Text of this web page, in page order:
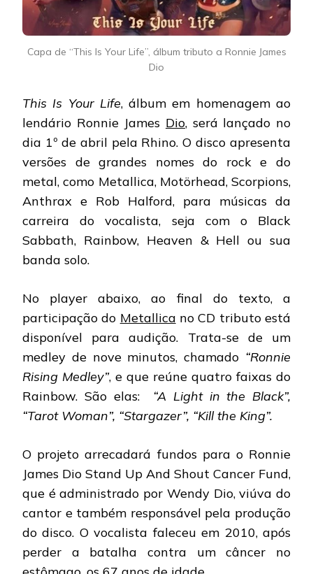
Capa de “This Is Your Life”, álbum tributo a Ronnie James
Dio
This Is Your Life, álbum em homenagem ao
lendário Ronnie James Dio, será lançado no
dia 1º de abril pela Rhino. O disco apresenta
versões de grandes nomes do rock e do
metal, como Metallica, Motörhead, Scorpions,
Anthrax e Rob Halford, para músicas da
carreira do vocalista, seja com o Black
Sabbath, Rainbow, Heaven & Hell ou sua
banda solo.
No player abaixo, ao final do texto, a
participação do Metallica no CD tributo está
disponível para audição. Trata-se de um
medley de nove minutos, chamado “Ronnie
Rising Medley”, e que reúne quatro faixas do
Rainbow. São elas: “A Light in the Black”,
“Tarot Woman”, “Stargazer”, “Kill the King”.
O projeto arrecadará fundos para o Ronnie
James Dio Stand Up And Shout Cancer Fund,
que é administrado por Wendy Dio, viúva do
cantor e também responsável pela produção
do disco. O vocalista faleceu em 2010, após
perder a batalha contra um câncer no